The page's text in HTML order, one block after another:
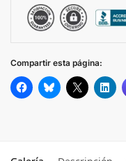
Compartir esta página: